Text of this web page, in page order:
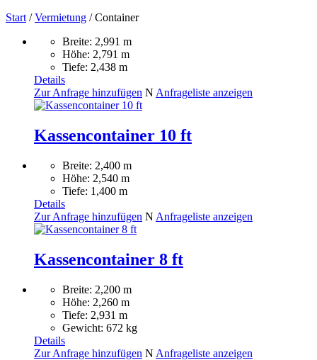
Start /Vermietung / Container
Breite: 2,991 m
Höhe: 2,791 m
Tiefe: 2,438 m
Details
Zur Anfrage hinzufügen N Anfrageliste anzeigen
Kassencontainer 10 ft
Breite: 2,400 m
Höhe: 2,540 m
Tiefe: 1,400 m
Details
Zur Anfrage hinzufügen N Anfrageliste anzeigen
Kassencontainer 8 ft
Breite: 2,200 m
Höhe: 2,260 m
Tiefe: 2,931 m
Gewicht: 672 kg
Details
Zur Anfrage hinzufügen N Anfrageliste anzeigen